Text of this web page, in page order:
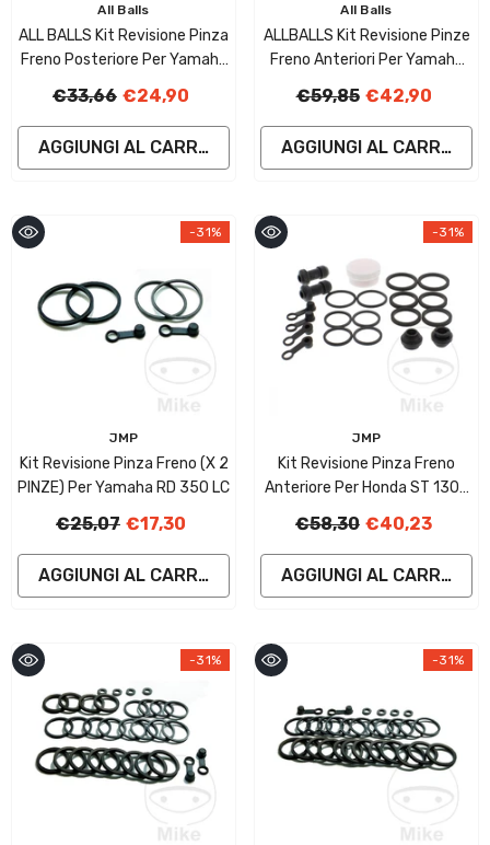
All Balls
ALL BALLS Kit Revisione Pinza
Freno Posteriore Per Yamaha
€33,66 €24,90
AGGIUNGI AL CARRELLO - PRODOTTO SU
All Balls
ALLBALLS Kit Revisione Pinze
Freno Anteriori Per Yamaha
€59,85 €42,90
AGGIUNGI AL
-31%
JMP
Kit Revisione Pinza Freno (x 2
PINZE) Per Yamaha RD 350 LC
€25,07 €17,30
AGGIUNGI AL CARRELLO - PRODOTTO SU
-31%
JMP
Kit Revisione Pinza Freno
Anteriore Per Honda ST 1300
€58,30 €40,23
AGGIUNGI AL
-31% -31%